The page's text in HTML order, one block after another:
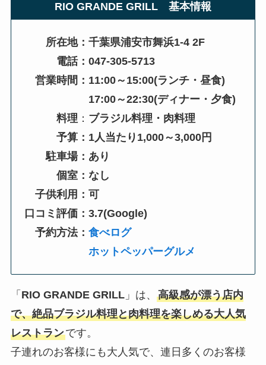
RIO GRANDE GRILL 基本情報
所在地：千葉県浦安市舞浜1-4 2F
電話：047-305-5713
営業時間：11:00～15:00(ランチ・昼食)
17:00～22:30(ディナー・夕食)
料理 ： ブラジル料理・肉料理
予算：1人当たり1,000～3,000円
駐車場：あり
個室：なし
子供利用：可
口コミ評価：3.7(Google)
予約方法：食べログ
ホットペッパーグルメ
「 RIO GRANDE GRILL」は、 高級感が漂う店内
で、絶品ブラジル料理と肉料理を楽しめる大人気
レストランです。
子連れのお客様にも大人気で、連日多くのお客様